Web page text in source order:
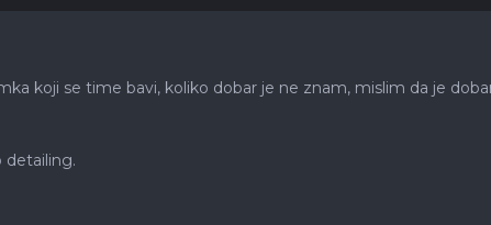
koji se time bavi, koliko dobar je ne znam, mislim da je
detailing.